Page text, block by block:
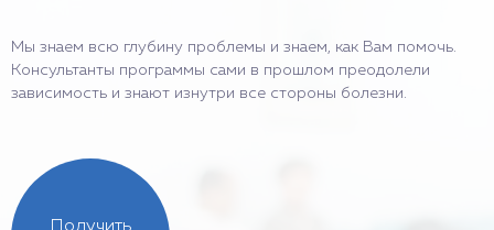
Мы знаем всю глубину проблемы и знаем, как Вам помочь.
Консультанты программы сами в прошлом преодолели
зависимость и знают изнутри все стороны болезни.